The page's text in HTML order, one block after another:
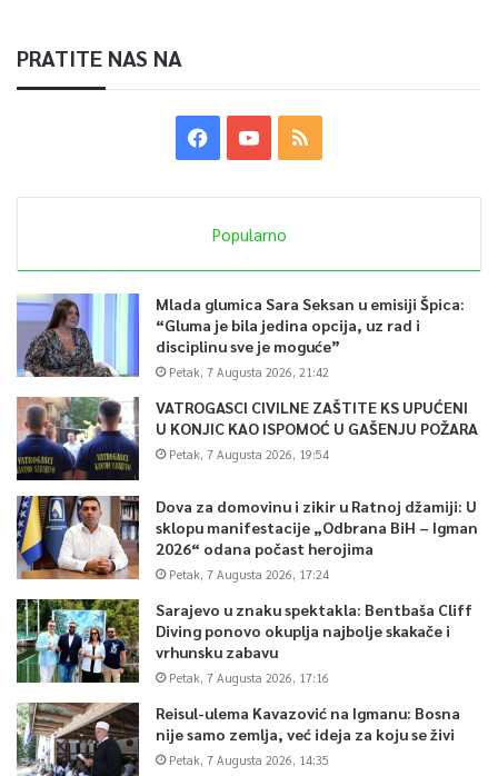
PRATITE NAS NA
Popularno
Mlada glumica Sara Seksan u emisiji Špica:
“Gluma je bila jedina opcija, uz rad i
disciplinu sve je moguće”
Petak, 7 Augusta 2026, 21:42
VATROGASCI CIVILNE ZAŠTITE KS UPUĆENI
U KONJIC KAO ISPOMOĆ U GAŠENJU POŽARA
Petak, 7 Augusta 2026, 19:54
Dova za domovinu i zikir u Ratnoj džamiji: U
sklopu manifestacije „Odbrana BiH – Igman
2026“ odana počast herojima
Petak, 7 Augusta 2026, 17:24
Sarajevo u znaku spektakla: Bentbaša Cliff
Diving ponovo okuplja najbolje skakače i
vrhunsku zabavu
Petak, 7 Augusta 2026, 17:16
Reisul-ulema Kavazović na Igmanu: Bosna
nije samo zemlja, već ideja za koju se živi
Petak, 7 Augusta 2026, 14:35